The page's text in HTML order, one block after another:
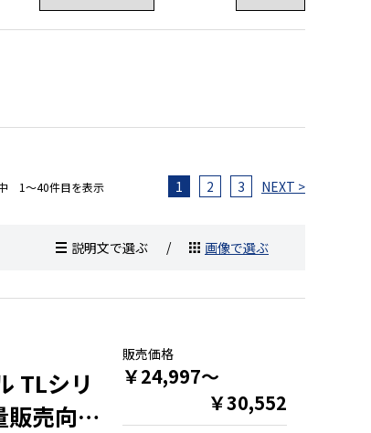
1～40件目を表示 1 2 3 NEXT >
説明文で選ぶ 画像で選ぶ
TLシリ
売向け
販売価格
￥24,997～
￥30,552